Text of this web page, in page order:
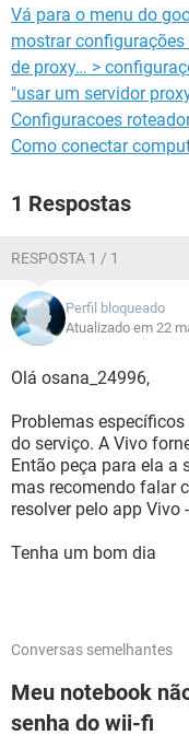
Vá para o menu do
mostrar
de proxy… >
"usar um servidor
Configuracoes
Como conectar
1 Respostas
RESPOSTA 1 / 1
Perfil bloqueado
Atualizado em 22
Olá osana_24996,
Problemas
do serviço. A Vivo
Então peça para ela a
mas recomendo falar
resolver pelo app Vivo
Tenha um bom dia
Conversas semelhantes
Meu notebook
senha do wii-fi